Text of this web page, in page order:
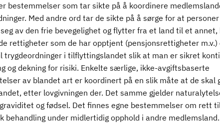
bestemmelser som tar sikte på å koordinere
Med andre ord tar de sikte på å sørge for at
av den frie bevegelighet og flytter fra et land til et annet,
rettigheter som de har opptjent (pensjonsrettigheter m.v.)
trygdeordninger i tilflyttingslandet slik at man er sikret
og dekning for risiki. Enkelte særlige, ikke-avgiftsbaserte
av blandet art er koordinert på en slik måte at de skal
etter lovgivningen der. Det samme gjelder
og fødsel. Det finnes egne bestemmelser om rett
behandling under midlertidig opphold i andre medlemsland.